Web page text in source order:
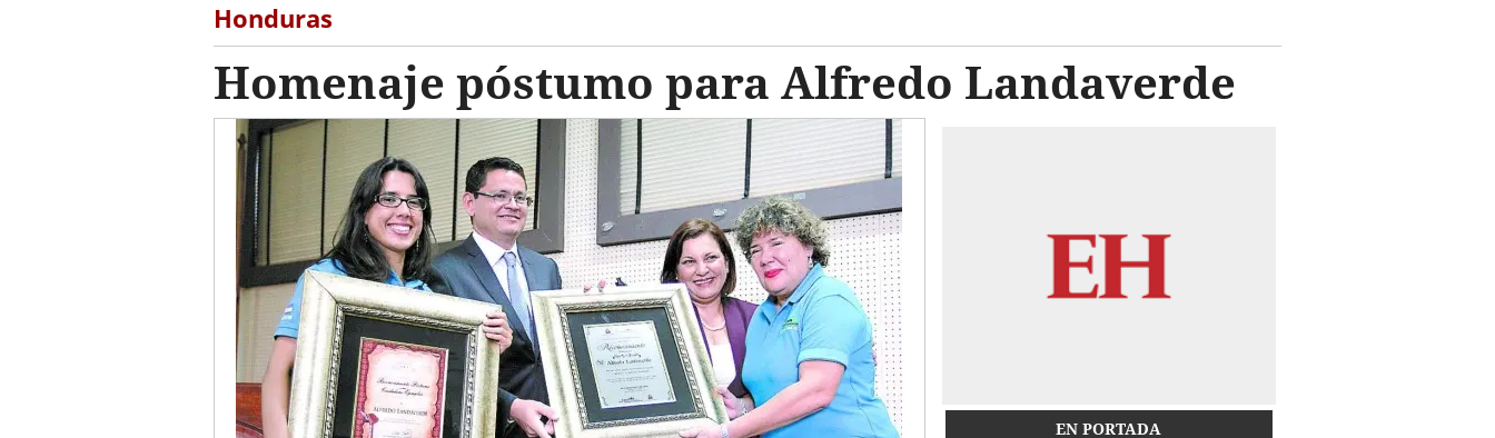
Honduras
Homenaje póstumo para Alfredo Landaverde
EN PORTADA